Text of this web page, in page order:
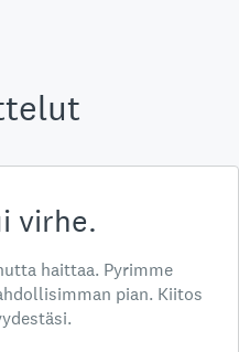
virhe.
haittaa. Pyrimme
pian. Kiitos